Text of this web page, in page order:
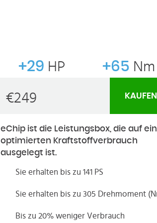
+29 HP +65 Nm
€249 KAUFEN
eChip ist die Leistungsbox, die auf
optimierten Kraftstoffverbrauch
ausgelegt ist.
Sie erhalten bis zu 141 PS
Sie erhalten bis zu 305 Drehmoment
Bis zu 20% weniger Verbrauch